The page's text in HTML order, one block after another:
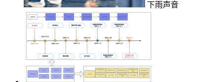
下雨声音